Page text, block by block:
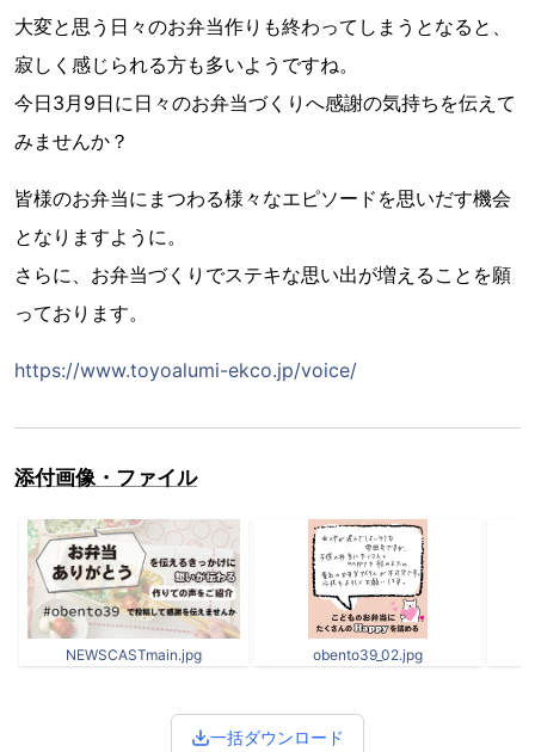
大変と思う日々のお弁当作りも終わってしまうとなると、
寂しく感じられる方も多いようですね。
今日3月9日に日々のお弁当づくりへ感謝の気持ちを伝えて
みませんか？
皆様のお弁当にまつわる様々なエピソードを思いだす機会
となりますように。
さらに、お弁当づくりでステキな思い出が増えることを願
っております。
https://www.toyoalumi-ekco.jp/voice/
添付画像・ファイル
NEWSCASTmain.jpg obento39_02.jpg
一括ダウンロード